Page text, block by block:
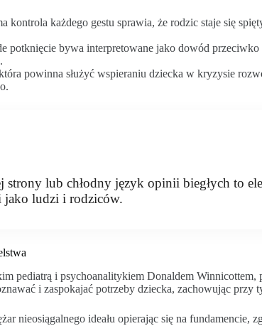
kontrola każdego gestu sprawia, że rodzic staje się
potknięcie bywa interpretowane jako dowód
powinna służyć wspieraniu dziecka w kryzysie
strony lub chłodny język opinii biegłych to
jako ludzi i rodziców.
pediatrą i psychoanalitykiem Donaldem
i zaspokajać potrzeby dziecka, zachowując przy
nieosiągalnego ideału opierając się na fundamencie,